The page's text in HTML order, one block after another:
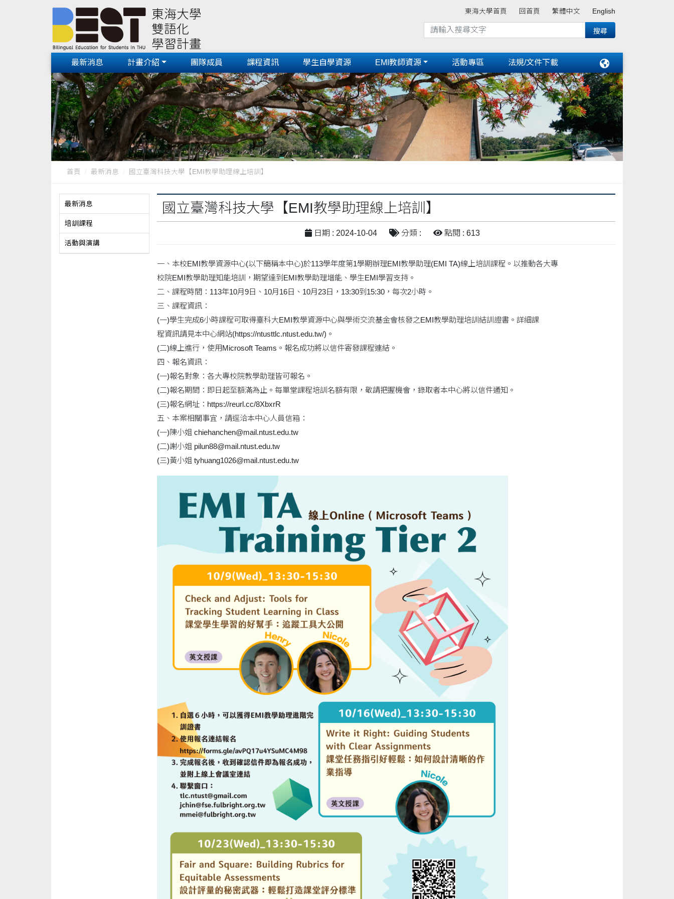
東海大學首頁 回首頁 繁體中文 English
最新消息 計畫介紹 團隊成員 課程資訊 學生自學資源 EMI教師資源 活動專區 法規/文件下載
首頁 最新消息 國立臺灣科技大學【EMI教學助理線上培訓】
最新消息
培訓課程
活動與演講
國立臺灣科技大學【EMI教學助理線上培訓】
日期 : 2024-10-04 分類 : 點閱 : 613
一、本校EMI教學資源中心(以下簡稱本中心)於113學年度第1學期辦理EMI教學助理(EMI TA)線上培訓課程。以推動各大專
校院EMI教學助理知能培訓，期望達到EMI教學助理增能、學生EMI學習支持。
二、課程時間：113年10月9日、10月16日、10月23日，13:30到15:30，每次2小時。
三、課程資訊：
(一)學生完成6小時課程可取得臺科大EMI教學資源中心與學術交流基金會核發之EMI教學助理培訓結訓證書。詳細課
程資訊請見本中心網站(https://ntusttlc.ntust.edu.tw/)。
(二)線上進行，使用Microsoft Teams。報名成功將以信件寄發課程連結。
四、報名資訊：
(一)報名對象：各大專校院教學助理皆可報名。
(二)報名期間：即日起至額滿為止。每單堂課程培訓名額有限，敬請把握機會，錄取者本中心將以信件通知。
(三)報名網址：https://reurl.cc/8XbxrR
五、本案相關事宜，請逕洽本中心人員信箱：
(一)陳小姐 chiehanchen@mail.ntust.edu.tw
(二)謝小姐 pilun88@mail.ntust.edu.tw
(三)黃小姐 tyhuang1026@mail.ntust.edu.tw